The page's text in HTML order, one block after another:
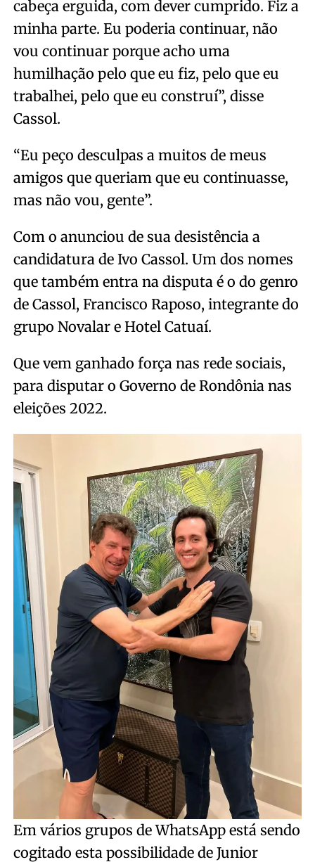
cabeça erguida, com dever cumprido. Fiz a
minha parte. Eu poderia continuar, não
vou continuar porque acho uma
humilhação pelo que eu fiz, pelo que eu
trabalhei, pelo que eu construí”, disse
Cassol.
“Eu peço desculpas a muitos de meus
amigos que queriam que eu continuasse,
mas não vou, gente”.
Com o anunciou de sua desistência a
candidatura de Ivo Cassol. Um dos nomes
que também entra na disputa é o do genro
de Cassol, Francisco Raposo, integrante do
grupo Novalar e Hotel Catuaí.
Que vem ganhado força nas rede sociais,
para disputar o Governo de Rondônia nas
eleições 2022.
Em vários grupos de WhatsApp está sendo
cogitado esta possibilidade de Junior